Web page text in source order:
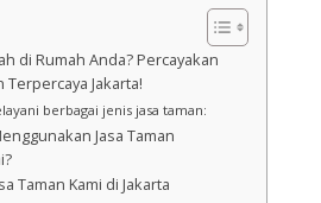
di Rumah Anda? Percayakan
Terpercaya Jakarta!
berbagai jenis jasa taman:
Jasa Taman
Taman Kami di Jakarta